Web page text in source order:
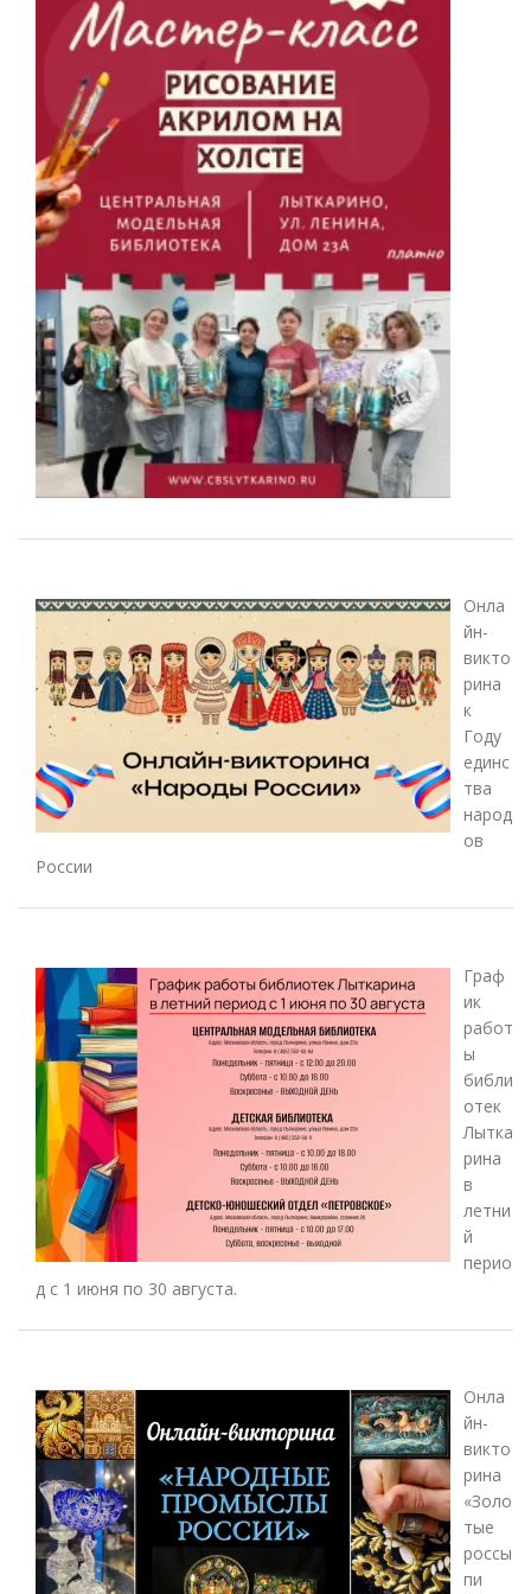
Онла
йн-
викто
рина
к
Году
единс
тва
народ
ов
России
Граф
ик
работ
ы
библи
отек
Лытка
рина
в
летни
й
перио
д с 1 июня по 30 августа.
Онла
йн-
викто
рина
«Золо
тые
россы
пи